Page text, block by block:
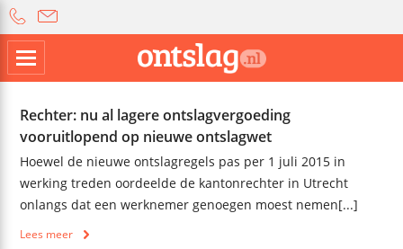
Rechter: nu al lagere ontslagvergoeding
vooruitlopend op nieuwe ontslagwet
Hoewel de nieuwe ontslagregels pas per 1 juli 2015 in
werking treden oordeelde de kantonrechter in Utrecht
onlangs dat een werknemer genoegen moest nemen[...]
Lees meer